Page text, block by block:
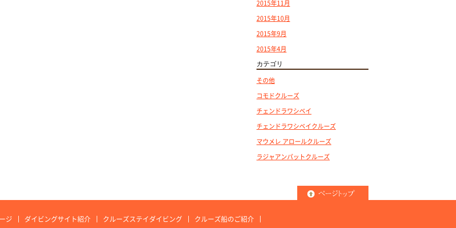
2015年11月
2015年10月
2015年9月
2015年4月
カテゴリ
その他
コモドクルーズ
チェンドラワシベイ
チェンドラワシベイクルーズ
マウメレ アロールクルーズ
ラジャアンパットクルーズ
ジ ダイビングサイト紹介 クルーズステイダイビング クルーズ船のご紹介